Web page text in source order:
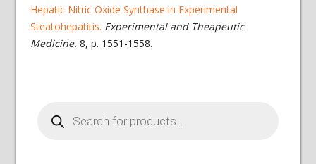
Hepatic Nitric Oxide Synthase in Experimental
Steatohepatitis. Experimental and Theapeutic
Medicine. 8, p. 1551-1558.
search